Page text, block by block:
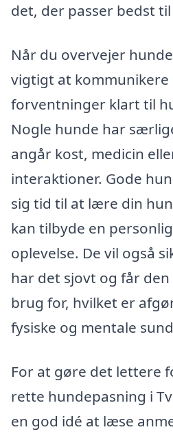
det, der passer bedst
Når du overvejer
vigtigt at kommunikere
forventninger klart til
Nogle hunde har
angår kost, medicin
interaktioner. Gode
sig tid til at lære din
kan tilbyde en
oplevelse. De vil også
har det sjovt og får
brug for, hvilket er
fysiske og mentale
For at gøre det lettere
rette hundepasning i
en god idé at læse